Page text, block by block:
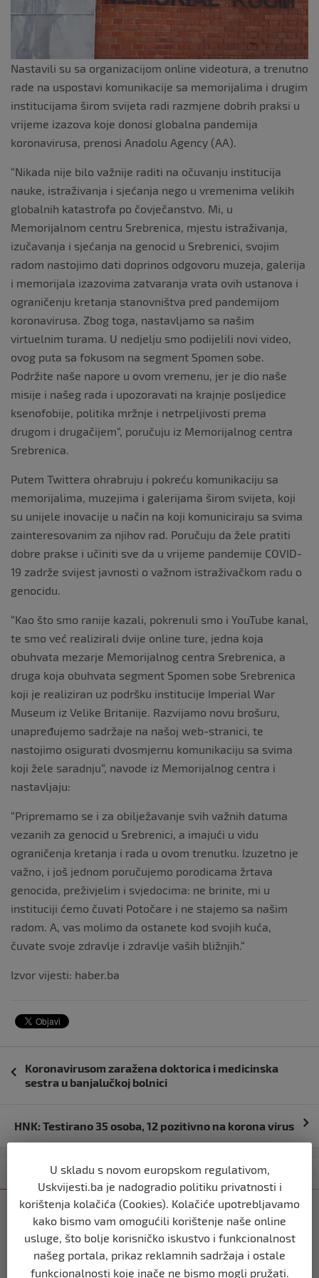
k
Nastavili su sa organizacijom online videotura, a trenutno
rade na uspostavi komunikacije sa memorijalima i drugim
institucijama širom svijeta radi razmjene dobrih praksi u
vrijeme izazova koje donosi globalna pandemija
koronavirusa, prenosi Anadolu Agency (AA).
“Nikada nije bilo važnije raditi na očuvanju institucija
nauke, istraživanja i sjećanja nego u vremenima velikih
globalnih katastrofa po čovječanstvo. Mi, u
Memorijalnom centru Srebrenica, mjestu istraživanja,
izučavanja i sjećanja na genocid u Srebrenici, svojim
radom nastojimo dati doprinos odgovoru muzeja, galerija
i memorijala izazovima zatvaranja vrata ovih ustanova i
ograničenju kretanja stanovništva pred pandemijom
koronavirusa. Zbog toga, nastavljamo sa našim
virtuelnim turama. U nedjelju smo podijelili novi video,
ovog puta sa fokusom na segment Spomen sobe.
Podržite naše napore u ovom vremenu, jer je dio naše
misije i našeg rada i upozoravati na krajnje posljedice
ksenofobije, politika mržnje i netrpeljivosti prema
drugom i drugačijem“, poručuju iz Memorijalnog centra
Srebrenica.
Putem Twittera ohrabruju i pokreću komunikaciju sa
memorijalima, muzejima i galerijama širom svijeta, koji
su unijele inovacije u način na koji komuniciraju sa svima
zainteresovanim za njihov rad. Poručuju da žele pratiti
dobre prakse i učiniti sve da u vrijeme pandemije COVID-
19 zadrže svijest javnosti o važnom istraživačkom radu o
genocidu.
“Kao što smo ranije kazali, pokrenuli smo i YouTube kanal,
te smo već realizirali dvije online ture, jedna koja
obuhvata mezarje Memorijalnog centra Srebrenica, a
druga koja obuhvata segment Spomen sobe Srebrenica
koji je realiziran uz podršku institucije Imperial War
Museum iz Velike Britanije. Razvijamo novu brošuru,
unapređujemo sadržaje na našoj web-stranici, te
nastojimo osigurati dvosmjernu komunikaciju sa svima
koji žele saradnju“, navode iz Memorijalnog centra i
nastavljaju:
“Pripremamo se i za obilježavanje svih važnih datuma
vezanih za genocid u Srebrenici, a imajući u vidu
ograničenja kretanja i rada u ovom trenutku. Izuzetno je
važno, i još jednom poručujemo porodicama žrtava
genocida, preživjelim i svjedocima: ne brinite, mi u
instituciji ćemo čuvati Potočare i ne stajemo sa našim
radom. A, vas molimo da ostanete kod svojih kuća,
čuvate svoje zdravlje i zdravlje vaših bližnjih.“
Izvor vijesti: haber.ba
objava
Koronavirusom zaražena doktorica i medicinska
sestra u banjalučkoj bolnici
HNK: Testirano 35 osoba, 12 pozitivno na korona virus
Kategorija Najnovije Najčitanije
BIH
Ravnopravnost da — politička
manipulacija ne
prije 2 mjeseca
U skladu s novom europskom regulativom,
Uskvijesti.ba je nadogradio politiku privatnosti i
korištenja kolačića (Cookies). Kolačiće upotrebljavamo
kako bismo vam omogućili korištenje naše online
usluge, što bolje korisničko iskustvo i funkcionalnost
našeg portala, prikaz reklamnih sadržaja i ostale
funkcionalnosti koje inače ne bismo mogli pružati.